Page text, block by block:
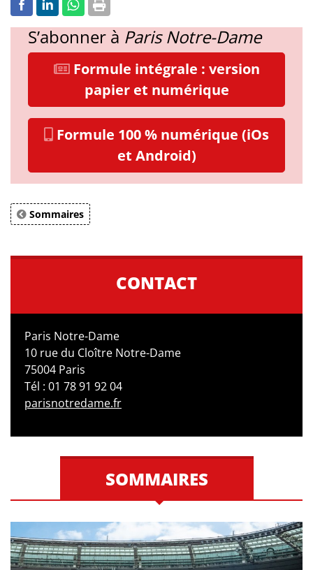
S’abonner à Paris Notre-Dame
Formule intégrale : version
papier et numérique
Formule 100 % numérique (iOs
et Android)
Sommaires
CONTACT
Paris Notre-Dame
10 rue du Cloître Notre-Dame
75004 Paris
Tél : 01 78 91 92 04
parisnotredame.fr
SOMMAIRES